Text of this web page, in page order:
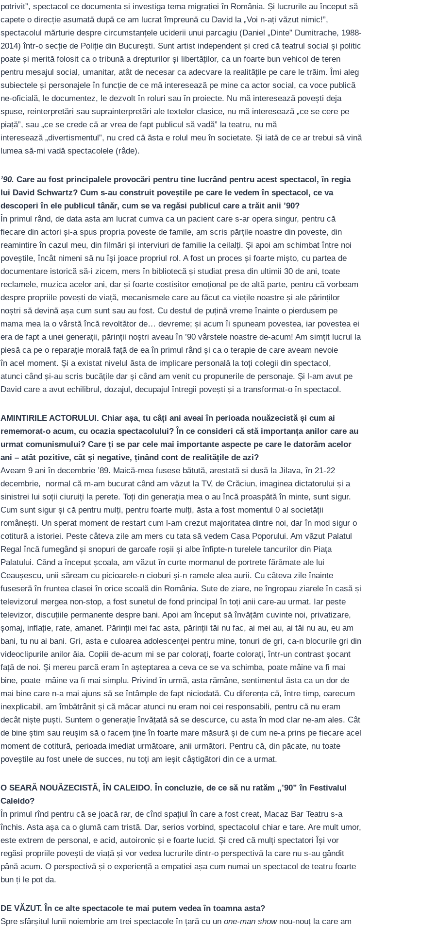
potrivit”, spectacol ce documenta și investiga tema migrației în România. Și lucrurile au început să
capete o direcție asumată după ce am lucrat împreună cu David la „Voi n-ați văzut nimic!”,
spectacolul mărturie despre circumstanțele uciderii unui parcagiu (Daniel „Dinte” Dumitrache, 1988-
2014) într-o secție de Poliție din București. Sunt artist independent și cred că teatrul social și politic
poate și merită folosit ca o tribună a drepturilor și libertăților, ca un foarte bun vehicol de teren
pentru mesajul social, umanitar, atât de necesar ca adecvare la realitățile pe care le trăim. Îmi aleg
subiectele și personajele în funcție de ce mă interesează pe mine ca actor social, ca voce publică
ne-oficială, le documentez, le dezvolt în roluri sau în proiecte. Nu mă interesează povești deja
spuse, reinterpretări sau suprainterpretări ale textelor clasice, nu mă interesează „ce se cere pe
piață”, sau „ce se crede că ar vrea de fapt publicul să vadă” la teatru, nu mă
interesează „divertismentul”, nu cred că ăsta e rolul meu în societate. Și iată de ce ar trebui să vină
lumea să-mi vadă spectacolele (râde).
’90. Care au fost principalele provocări pentru tine lucrând pentru acest spectacol, în regia
lui David Schwartz? Cum s-au construit poveștile pe care le vedem în spectacol, ce va
descoperi în ele publicul tânăr, cum se va regăsi publicul care a trăit anii ’90?
În primul rând, de data asta am lucrat cumva ca un pacient care s-ar opera singur, pentru că
fiecare din actori și-a spus propria poveste de famile, am scris părțile noastre din poveste, din
reamintire în cazul meu, din filmări și interviuri de familie la ceilalți. Și apoi am schimbat între noi
poveștile, încât nimeni să nu își joace propriul rol. A fost un proces și foarte mișto, cu partea de
documentare istorică să-i zicem, mers în bibliotecă și studiat presa din ultimii 30 de ani, toate
reclamele, muzica acelor ani, dar și foarte costisitor emoțional pe de altă parte, pentru că vorbeam
despre propriile povești de viață, mecanismele care au făcut ca viețile noastre și ale părinților
noștri să devină așa cum sunt sau au fost. Cu destul de puțină vreme înainte o pierdusem pe
mama mea la o vârstă încă revoltător de… devreme; și acum îi spuneam povestea, iar povestea ei
era de fapt a unei generații, părinții noștri aveau în ’90 vârstele noastre de-acum! Am simțit lucrul la
piesă ca pe o reparație morală față de ea în primul rând și ca o terapie de care aveam nevoie
în acel moment. Și a existat nivelul ăsta de implicare personală la toți colegii din spectacol,
atunci când și-au scris bucățile dar și când am venit cu propunerile de personaje. Și l-am avut pe
David care a avut echilibrul, dozajul, decupajul întregii povești și a transformat-o în spectacol.
AMINTIRILE ACTORULUI. Chiar așa, tu câți ani aveai în perioada nouăzecistă și cum ai
rememorat-o acum, cu ocazia spectacolului? În ce consideri că stă importanța anilor care au
urmat comunismului? Care ți se par cele mai importante aspecte pe care le datorăm acelor
ani – atât pozitive, cât și negative, ținând cont de realitățile de azi?
Aveam 9 ani în decembrie ’89. Maică-mea fusese bătută, arestată și dusă la Jilava, în 21-22
decembrie, normal că m-am bucurat când am văzut la TV, de Crăciun, imaginea dictatorului și a
sinistrei lui soții ciuruiți la perete. Toți din generația mea o au încă proaspătă în minte, sunt sigur.
Cum sunt sigur și că pentru mulți, pentru foarte mulți, ăsta a fost momentul 0 al societății
românești. Un sperat moment de restart cum l-am crezut majoritatea dintre noi, dar în mod sigur o
cotitură a istoriei. Peste câteva zile am mers cu tata să vedem Casa Poporului. Am văzut Palatul
Regal încă fumegând și snopuri de garoafe roșii și albe înfipte-n turelele tancurilor din Piața
Palatului. Când a început școala, am văzut în curte mormanul de portrete fărâmate ale lui
Ceaușescu, unii săream cu picioarele-n cioburi și-n ramele alea aurii. Cu câteva zile înainte
fuseseră în fruntea clasei în orice școală din România. Sute de ziare, ne îngropau ziarele în casă și
televizorul mergea non-stop, a fost sunetul de fond principal în toți anii care-au urmat. Iar peste
televizor, discuțiile permanente despre bani. Apoi am început să învățăm cuvinte noi, privatizare,
șomaj, inflație, rate, amanet. Părinții mei fac asta, părinții tăi nu fac, ai mei au, ai tăi nu au, eu am
bani, tu nu ai bani. Gri, asta e culoarea adolescenței pentru mine, tonuri de gri, ca-n blocurile gri din
videoclipurile anilor ăia. Copiii de-acum mi se par colorați, foarte colorați, într-un contrast șocant
față de noi. Și mereu parcă eram în așteptarea a ceva ce se va schimba, poate mâine va fi mai
bine, poate mâine va fi mai simplu. Privind în urmă, asta rămâne, sentimentul ăsta ca un dor de
mai bine care n-a mai ajuns să se întâmple de fapt niciodată. Cu diferența că, între timp, oarecum
inexplicabil, am îmbătrânit și că măcar atunci nu eram noi cei responsabili, pentru că nu eram
decât niște puști. Suntem o generație învățată să se descurce, cu asta în mod clar ne-am ales. Cât
de bine știm sau reușim să o facem ține în foarte mare măsură și de cum ne-a prins pe fiecare acel
moment de cotitură, perioada imediat următoare, anii următori. Pentru că, din păcate, nu toate
poveștile au fost unele de succes, nu toți am ieșit câștigători din ce a urmat.
O SEARĂ NOUĂZECISTĂ, ÎN CALEIDO. În concluzie, de ce să nu ratăm „’90” în Festivalul
Caleido?
În primul rînd pentru că se joacă rar, de cînd spațiul în care a fost creat, Macaz Bar Teatru s-a
închis. Asta așa ca o glumă cam tristă. Dar, serios vorbind, spectacolul chiar e tare. Are mult umor,
este extrem de personal, e acid, autoironic și e foarte lucid. Și cred că mulți spectatori Își vor
regăsi propriile povești de viață și vor vedea lucrurile dintr-o perspectivă la care nu s-au gândit
până acum. O perspectivă și o experiență a empatiei așa cum numai un spectacol de teatru foarte
bun ți le pot da.
DE VĂZUT. În ce alte spectacole te mai putem vedea în toamna asta?
Spre sfârșitul lunii noiembrie am trei spectacole în țară cu unone-man shownou-nouț la care am